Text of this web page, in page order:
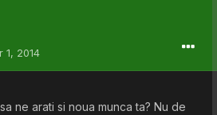
1, 2014
ne arati si noua munca ta? Nu de